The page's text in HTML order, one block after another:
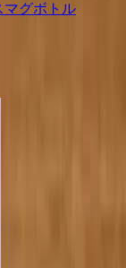
グボトル